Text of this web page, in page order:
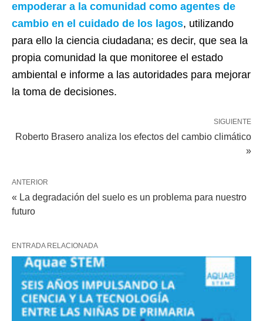
empoderar a la comunidad como agentes de
cambio en el cuidado de los lagos, utilizando
para ello la ciencia ciudadana; es decir, que sea la
propia comunidad la que monitoree el estado
ambiental e informe a las autoridades para mejorar
la toma de decisiones.
SIGUIENTE
Roberto Brasero analiza los efectos del cambio climático
»
ANTERIOR
« La degradación del suelo es un problema para nuestro
futuro
ENTRADA RELACIONADA